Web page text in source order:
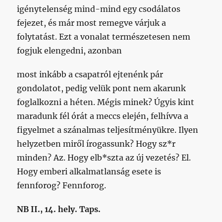
igénytelenség mind-mind egy csodálatos
fejezet, és már most remegve várjuk a
folytatást. Ezt a vonalat természetesen nem
fogjuk elengedni, azonban
most inkább a csapatról ejtenénk pár
gondolatot, pedig velük pont nem akarunk
foglalkozni a héten. Mégis minek? Úgyis kint
maradunk fél órát a meccs elején, felhívva a
figyelmet a szánalmas teljesítményükre. Ilyen
helyzetben miről írogassunk? Hogy sz*r
minden? Az. Hogy elb*szta az új vezetés? El.
Hogy emberi alkalmatlanság esete is
fennforog? Fennforog.
NB II., 14. hely. Taps.